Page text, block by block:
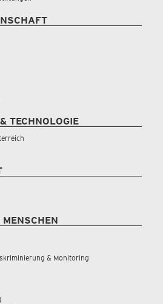
TECHNOLOGIE
& Monitoring